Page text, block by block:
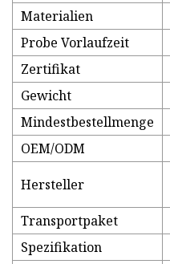
Materialien
Probe Vorlaufzeit
Zertifikat
Gewicht
Mindestbestellmenge
OEM/ODM
Hersteller
Transportpaket
Spezifikation